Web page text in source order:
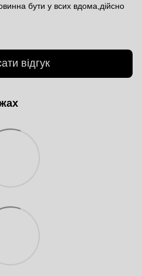
бути у всих вдома,дійсно
відгук